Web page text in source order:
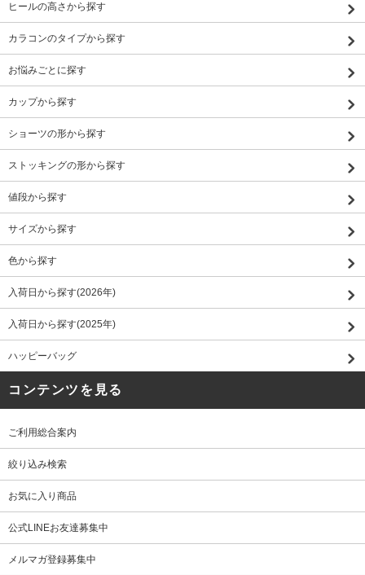
ヒールの高さから探す
カラコンのタイプから探す
お悩みごとに探す
カップから探す
ショーツの形から探す
ストッキングの形から探す
値段から探す
サイズから探す
色から探す
入荷日から探す(2026年)
入荷日から探す(2025年)
ハッピーバッグ
コンテンツを見る
ご利用総合案内
絞り込み検索
お気に入り商品
公式LINEお友達募集中
メルマガ登録募集中